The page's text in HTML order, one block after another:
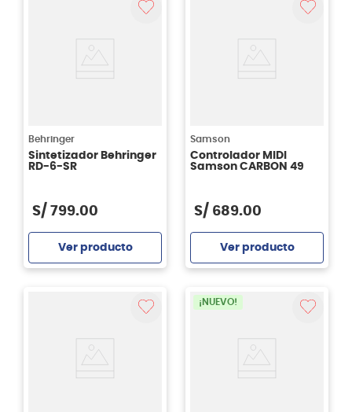
Behringer
Sintetizador Behringer
RD-6-SR
S/ 799.00
Ver producto
Samson
Controlador MIDI
Samson CARBON 49
S/ 689.00
Ver producto
¡NUEVO!